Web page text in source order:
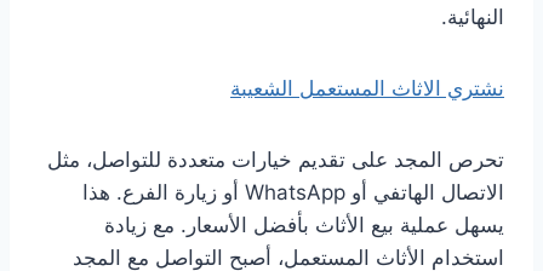
النهائية.
نشتري الاثاث المستعمل الشعيبة
تحرص المجد على تقديم خيارات متعددة للتواصل، مثل
الاتصال الهاتفي أو WhatsApp أو زيارة الفرع. هذا
يسهل عملية بيع الأثاث بأفضل الأسعار. مع زيادة
استخدام الأثاث المستعمل، أصبح التواصل مع المجد